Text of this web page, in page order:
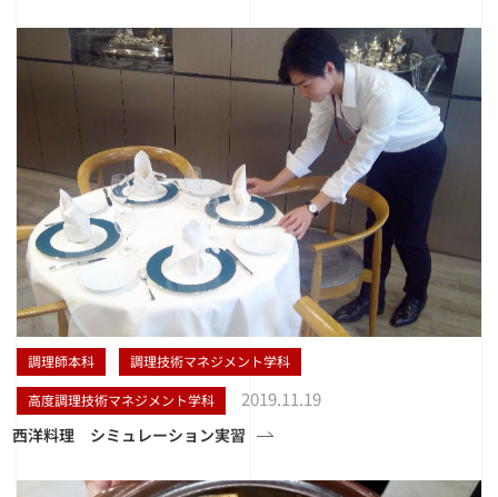
調理師本科 調理技術マネジメント学科
高度調理技術マネジメント学科 2019.11.19
西洋料理 シミュレーション実習